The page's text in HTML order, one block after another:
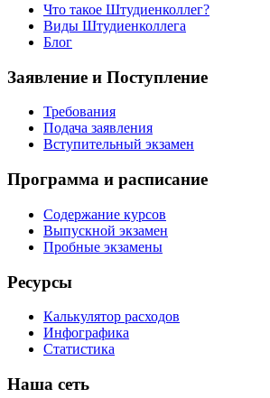
Что такое Штудиенколлег?
Виды Штудиенколлега
Блог
Заявление и Поступление
Требования
Подача заявления
Вступительный экзамен
Программа и расписание
Содержание курсов
Выпускной экзамен
Пробные экзамены
Ресурсы
Калькулятор расходов
Инфографика
Статистика
Наша сеть